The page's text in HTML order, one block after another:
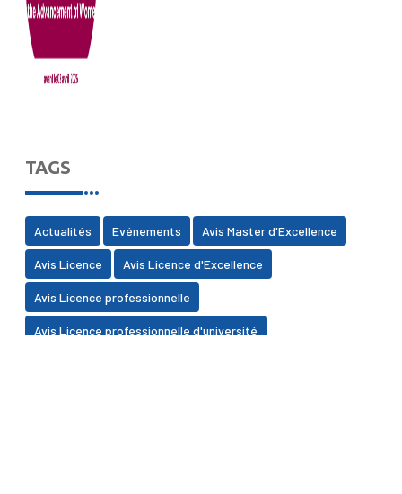
TAGS
Actualités Evénements Avis Master d'Excellence
Avis Licence Avis Licence d'Excellence
Avis Licence professionnelle
Avis Licence professionnelle d'université